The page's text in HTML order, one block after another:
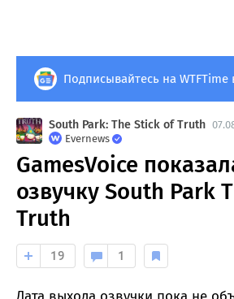
Подписывайтесь на WTFTime
South Park: The Stick of Truth
Evernews
GamesVoice
озвучку South Park
Truth
19 1